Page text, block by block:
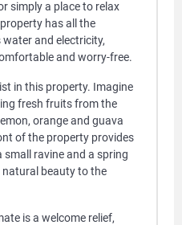
simply a place to relax
has all the
water and electricity,
and worry-free.
in this property. Imagine
fresh fruits from the
orange and guava
of the property provides
small ravine and a spring
beauty to the
is a welcome relief,